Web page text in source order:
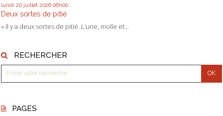
lundi 20 juillet 2026 06h00
Deux sortes de pitié
« Il y a deux sortes de pitié. L’une, molle et...
RECHERCHER
PAGES